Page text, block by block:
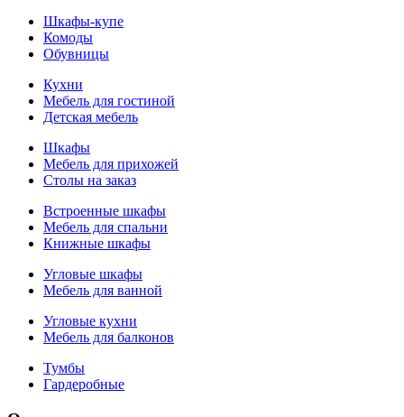
Шкафы-купе
Комоды
Обувницы
Кухни
Мебель для гостиной
Детская мебель
Шкафы
Мебель для прихожей
Столы на заказ
Встроенные шкафы
Мебель для спальни
Книжные шкафы
Угловые шкафы
Мебель для ванной
Угловые кухни
Мебель для балконов
Тумбы
Гардеробные